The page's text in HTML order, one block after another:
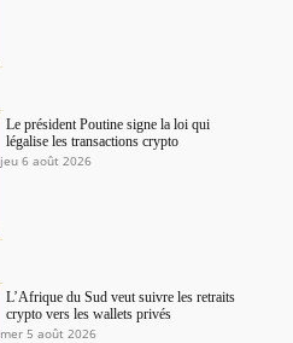
Le président Poutine signe la loi qui
légalise les transactions crypto
jeu 6 août 2026
L’Afrique du Sud veut suivre les retraits
crypto vers les wallets privés
mer 5 août 2026